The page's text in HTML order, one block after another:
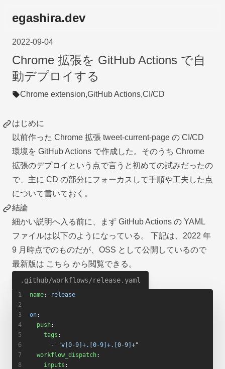
egashira.dev
2022-09-04
Chrome 拡張を GitHub Actions で自
動デプロイする
Chrome extension,GitHub Actions,CI/CD
はじめに
以前作った Chrome 拡張 tweet-current-page の CI/CD
環境を GitHub Actions で作成した。そのうち Chrome
拡張のデプロイという点で言うと初めての試みだったの
で、主に CD の部分にフォーカスして手順や工夫した点
について書いておく。
結論
細かい説明へ入る前に、まず GitHub Actions の YAML
ファイルは以下のようになっている。 下記は、2022 年
9 月時点でのものだが、OSS として公開しているので
最新版は こちら から閲覧できる。
.github/workflows/release.yaml
name: release
on:
  push
:
    tags
:
      -
"v[0-9]+.[0-9]+.[0-9]+"
  workflow_dispatch
:
    inputs
: